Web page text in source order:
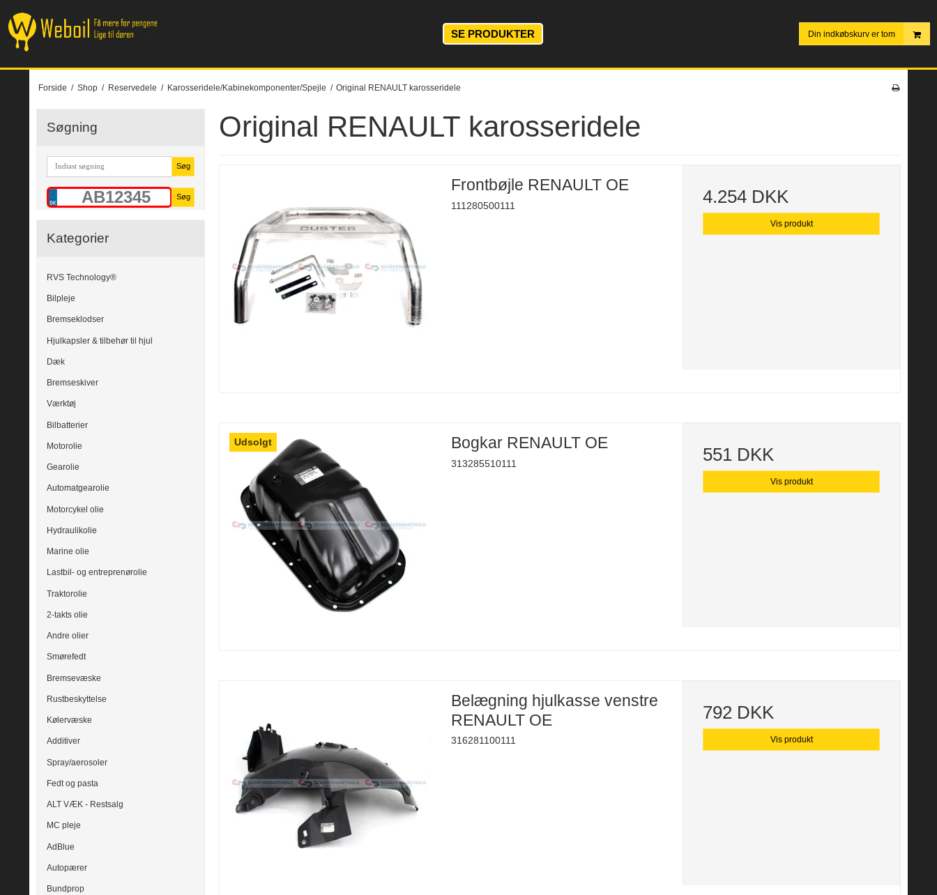
SE PRODUKTER Din indkøbskurv er tom
Forside / Shop / Reservedele / Karosseridele/Kabinekomponenter/Spejle / Original RENAULT karosseridele
Søgning
Søg
Søg
Kategorier
RVS Technology®
Bilpleje
Bremseklodser
Hjulkapsler & tilbehør til hjul
Dæk
Bremseskiver
Værktøj
Bilbatterier
Motorolie
Gearolie
Automatgearolie
Motorcykel olie
Hydraulikolie
Marine olie
Lastbil- og entreprenørolie
Traktorolie
2-takts olie
Andre olier
Smørefedt
Bremsevæske
Rustbeskyttelse
Kølervæske
Additiver
Spray/aerosoler
Fedt og pasta
ALT VÆK - Restsalg
MC pleje
AdBlue
Autopærer
Bundprop
Original RENAULT karosseridele
Frontbøjle RENAULT OE
111280500111 4.254 DKK
Vis produkt
Udsolgt Bogkar RENAULT OE
313285510111 551 DKK
Vis produkt
Belægning hjulkasse venstre
RENAULT OE
316281100111
792 DKK
Vis produkt